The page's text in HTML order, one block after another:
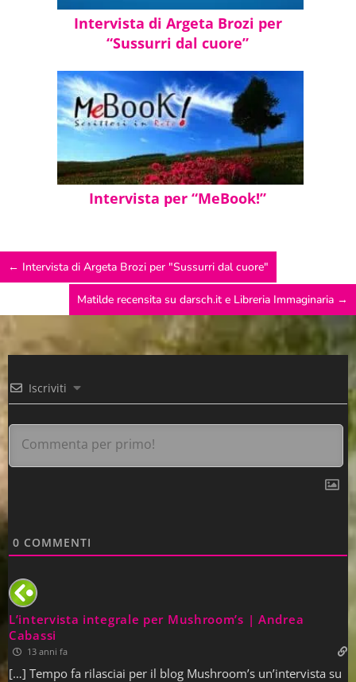
Intervista di Argeta Brozi per
“Sussurri dal cuore”
Intervista per “MeBook!”
← Intervista di Argeta Brozi per "Sussurri dal cuore"
Matilde recensita su darsch.it e Libreria Immaginaria →
Iscriviti
0 COMMENTI
L’intervista integrale per Mushroom’s | Andrea
Cabassi
13 anni fa
[…] Tempo fa rilasciai per il blog Mushroom’s un’intervista su